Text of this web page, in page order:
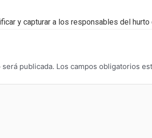
y capturar a los responsables del
publicada. Los campos obligatorios